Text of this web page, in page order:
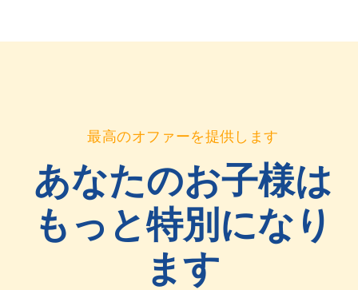
最高のオファーを提供します
あなたのお子様は
もっと特別になり
ます